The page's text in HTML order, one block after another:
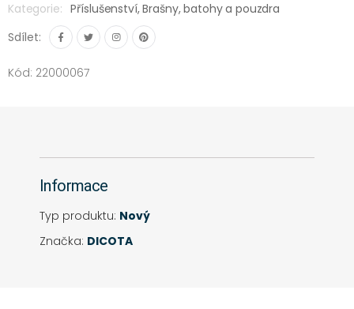
Kategorie: Příslušenství,Brašny, batohy a pouzdra
Sdílet:
Kód: 22000067
Informace
Typ produktu: Nový
Značka: DICOTA